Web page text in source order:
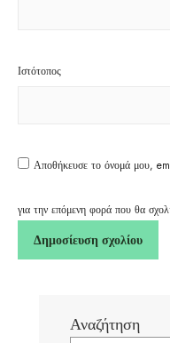
Ιστότοπος
Αποθήκευσε το όνομά μου,
για την επόμενη φορά που θα
Αναζήτηση